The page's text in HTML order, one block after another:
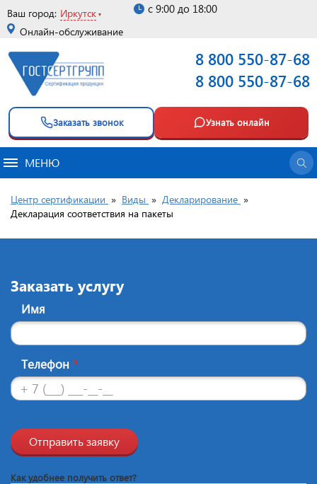
Ваш город: Иркутск
Онлайн-обслуживание
с 9:00 до 18:00
8 800 550-87-68
8 800 550-87-68
Заказать звонок Узнать онлайн
МЕНЮ
Центр сертификации » Виды » Декларирование »
Декларация соответствия на пакеты
Заказать услугу
Имя
Телефон *
Отправить заявку
Как удобнее получить ответ?